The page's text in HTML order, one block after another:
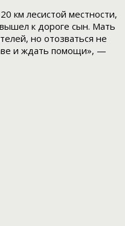
км лесистой местности,
к дороге сын. Мать
но отозваться не
и ждать помощи», —